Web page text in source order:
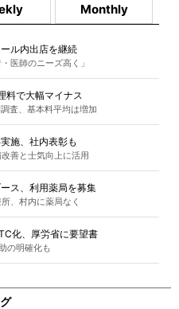
Monthly
ル内出店を継続
医師のニーズ高く」
料で大幅マイナス
査、基本料平均は増加
施、社内表彰も
善と士気向上に活用
ス、利用薬局を募集
、村内に薬局なく
化、厚労省に要望書
の明確化も